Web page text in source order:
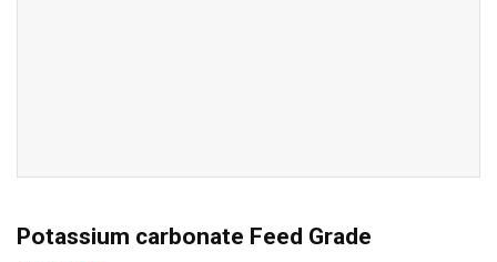
Potassium carbonate Feed Grade